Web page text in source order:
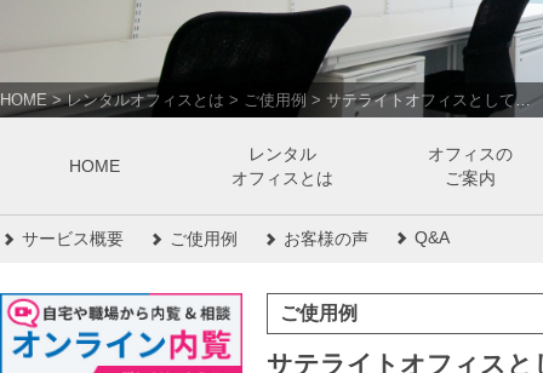
HOME>レンタルオフィスとは > ご使用例 > サテライトオフィスとして…
HOME
レンタル
オフィスとは
オフィスの
ご案内
サービス概要 ご使用例 お客様の声 Q&A
ご使用例
サテライトオフィス